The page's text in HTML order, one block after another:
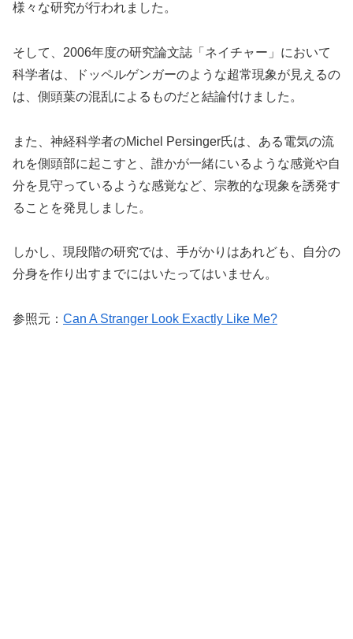
様々な研究が行われました。
そして、2006年度の研究論文誌「ネイチャー」において
科学者は、ドッペルゲンガーのような超常現象が見えるの
は、側頭葉の混乱によるものだと結論付けました。
また、神経科学者のMichel Persinger氏は、ある電気の流
れを側頭部に起こすと、誰かが一緒にいるような感覚や自
分を見守っているような感覚など、宗教的な現象を誘発す
ることを発見しました。
しかし、現段階の研究では、手がかりはあれども、自分の
分身を作り出すまでにはいたってはいません。
参照元： Can A Stranger Look Exactly Like Me?